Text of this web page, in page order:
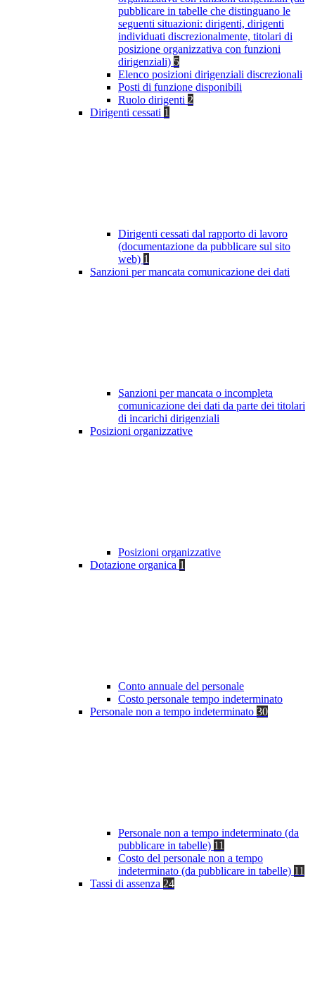
pubblicare in tabelle che distinguano le
seguenti situazioni: dirigenti, dirigenti
individuati discrezionalmente, titolari di
posizione organizzativa con funzioni
dirigenziali) 5
Elenco posizioni dirigenziali discrezionali
Posti di funzione disponibili
Ruolo dirigenti 2
Dirigenti cessati 1
Dirigenti cessati dal rapporto di lavoro
(documentazione da pubblicare sul sito
web) 1
Sanzioni per mancata comunicazione dei dati
Sanzioni per mancata o incompleta
comunicazione dei dati da parte dei titolari
di incarichi dirigenziali
Posizioni organizzative
Posizioni organizzative
Dotazione organica 1
Conto annuale del personale
Costo personale tempo indeterminato
Personale non a tempo indeterminato 30
Personale non a tempo indeterminato (da
pubblicare in tabelle) 11
Costo del personale non a tempo
indeterminato (da pubblicare in tabelle) 11
Tassi di assenza 24